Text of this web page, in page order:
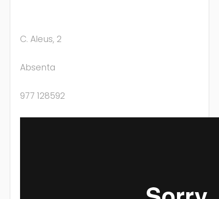
C. Aleus, 2
Absenta
977 128592